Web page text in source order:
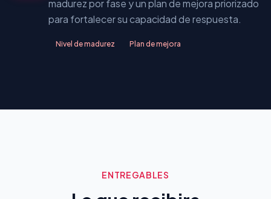
madurez por fase y un plan de mejora priorizado
para fortalecer su capacidad de respuesta.
Nivel de madurez Plan de mejora
ENTREGABLES